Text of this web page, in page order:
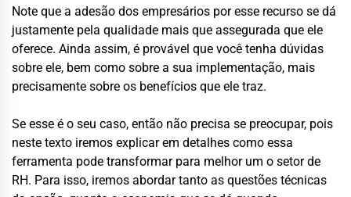
Note que a adesão dos empresários por esse recurso se dá
justamente pela qualidade mais que assegurada que ele
oferece. Ainda assim, é provável que você tenha dúvidas
sobre ele, bem como sobre a sua implementação, mais
precisamente sobre os benefícios que ele traz.
Se esse é o seu caso, então não precisa se preocupar, pois
neste texto iremos explicar em detalhes como essa
ferramenta pode transformar para melhor um o setor de
RH. Para isso, iremos abordar tanto as questões técnicas